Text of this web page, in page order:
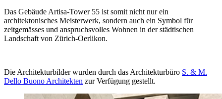
Das Gebäude Artisa‑Tower 55 ist somit nicht nur ein
architektonisches Meisterwerk, sondern auch ein Symbol für
zeitgemässes und anspruchsvolles Wohnen in der städtischen
Landschaft von Zürich-Oerlikon.
Die Architekturbilder wurden durch das Architekturbüro S. & M.
Dello Buono Architekten zur Verfügung gestellt.